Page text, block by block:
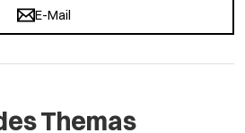
E-Mail
Themas